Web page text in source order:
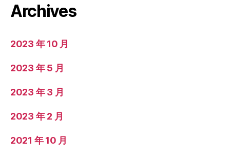
Archives
2023 年 10 月
2023 年 5 月
2023 年 3 月
2023 年 2 月
2021 年 10 月